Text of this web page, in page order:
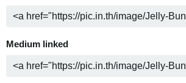
Medium linked